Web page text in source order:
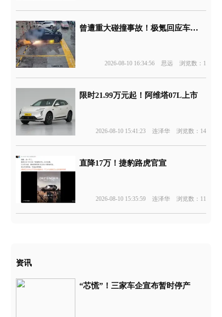
曾遭重大碰撞事故！极氪回应车辆起火
2026-08-10 16:34:56 思远 浏览数：1
限时21.99万元起！阿维塔07L上市
2026-08-10 15:41:23 连泽华 浏览数：14
直降17万！捷豹路虎官宣
2026-08-10 15:35:59 连泽华 浏览数：11
资讯
“芯慌”！三家车企宣布暂时停产